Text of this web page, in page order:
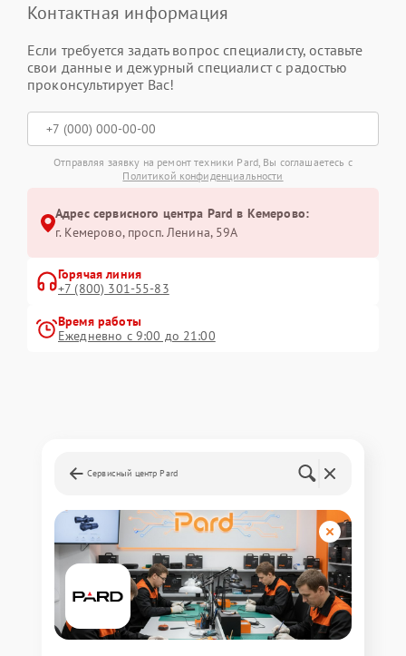
Контактная информация
Если требуется задать вопрос специалисту, оставьте
свои данные и дежурный специалист с радостью
проконсультирует Вас!
Отправляя заявку на ремонт техники Pard, Вы соглашаетесь с
Политикой конфиденциальности
Адрес сервисного центра Pard в Кемерово:
г. Кемерово, просп. Ленина, 59А
Горячая линия
+7 (800) 301-55-83
Время работы
Ежедневно с 9:00 до 21:00
Сервисный центр Pard